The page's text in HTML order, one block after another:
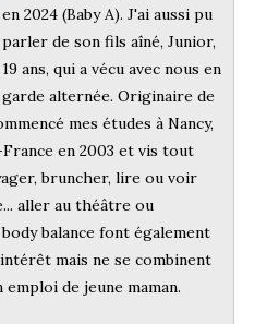
en 2024 (Baby A). J'ai aussi pu
parler de son fils aîné, Junior,
19 ans, qui a vécu avec nous en
garde alternée. Originaire de
mes études à Nancy,
en 2003 et vis tout
bruncher, lire ou voir
aller au théâtre ou
balance font également
mais ne se combinent
de jeune maman.